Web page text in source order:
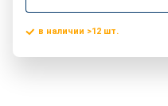
в наличии >12 шт.